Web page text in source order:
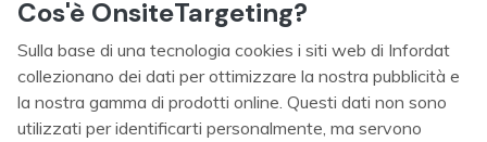
Cos'è OnsiteTargeting?
Sulla base di una tecnologia cookies i siti web di Infordat
collezionano dei dati per ottimizzare la nostra pubblicità e
la nostra gamma di prodotti online. Questi dati non sono
utilizzati per identificarti personalmente, ma servono